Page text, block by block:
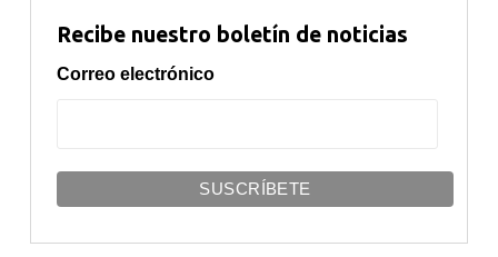
Recibe nuestro boletín de noticias
Correo electrónico